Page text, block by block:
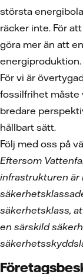
största
räcker inte. För
göra mer än att
energiproduktion.
För vi är
fossilfrihet måste
bredare
hållbart sätt.
Följ med oss på
Eftersom
infrastrukturen är
säkerhetsklass,
en särskild